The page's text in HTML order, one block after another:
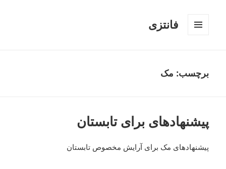
فانتزی
برچسب: مک
پیشنهادهای برای تابستان
پیشنهادهای مک برای آرایش مخصوص تابستان